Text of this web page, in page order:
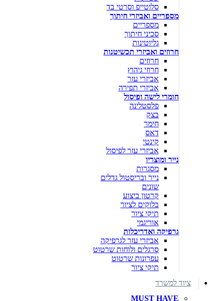
סלוטייפ וסרטי בד
מספריים ואביזרי חיתוך
מספריים
סכיני חיתוך
גליוטינות
חרוזים ואביזרי תכשיטנות
חרוזים
חרוזי גיהוץ
אביזרי עזר
אביזרי תפירה
חומרי לישה ופיסול
פלסטלינה
בצק
חימר
דאס
קינטי
אביזרי עזר לפיסול
נייר ומוצריו
מסגרות
נייר ובריסטול גדלים
שונים
קרטון ביצוע
בלוקים לציור
תיקי ציור
אוריגמי
גרפיקה ואדריכלות
אביזרי עזר לגרפיקה
סרגלים ולוחות שרטוט
עפרונות שרטוט
תיקי ציור
ציוד למשרד
MUST HAVE